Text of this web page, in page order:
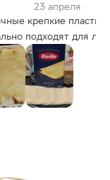
23 апреля
крепкие
подходят для
при
при резке. Лазанью
и деревянной
одинаково удобно.